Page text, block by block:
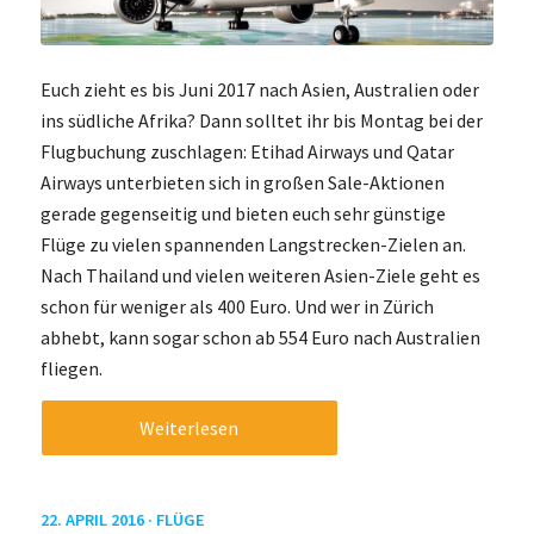
Euch zieht es bis Juni 2017 nach Asien, Australien oder
ins südliche Afrika? Dann solltet ihr bis Montag bei der
Flugbuchung zuschlagen: Etihad Airways und Qatar
Airways unterbieten sich in großen Sale-Aktionen
gerade gegenseitig und bieten euch sehr günstige
Flüge zu vielen spannenden Langstrecken-Zielen an.
Nach Thailand und vielen weiteren Asien-Ziele geht es
schon für weniger als 400 Euro. Und wer in Zürich
abhebt, kann sogar schon ab 554 Euro nach Australien
fliegen.
Weiterlesen
22. APRIL 2016 · FLÜGE